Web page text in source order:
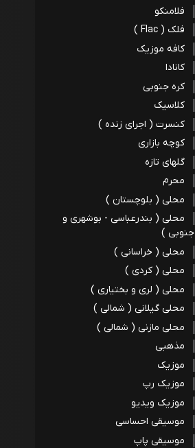
فلامنکو
فلک ( Flac )
کافه موزیک
کانادا
کره جنوبی
کلاسیک
کنسرت ( اجرای زنده )
کوچه بازاری
گلهای تازه
محرم
محلی ( بلوچستان )
محلی ( بندرعباسی - بوشهری و
جنوبی )
محلی ( خراسانی )
محلی ( کردی )
محلی ( لری و بختیاری )
محلی گیلانی ( شمالی )
محلی مازنی ( شمالی )
مذهبی
موزیک
موزیک رپ
موزیک ویدیو
موسیقی احساسی
موسیقی پاپ